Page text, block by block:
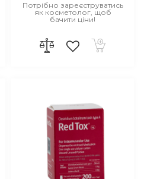
Потрібно зареєструватись
як косметолог, щоб
бачити ціни!